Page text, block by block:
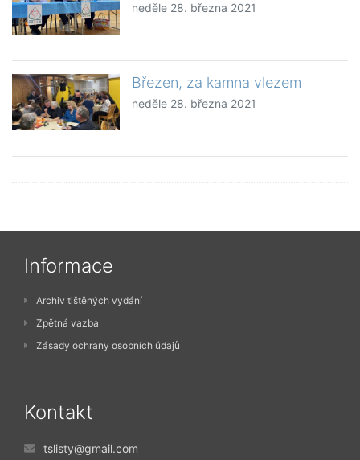
neděle 28. března 2021
Březen, za kamna vlezem
neděle 28. března 2021
Informace
Archiv tištěných vydání
Zpětná vazba
Zásady ochrany osobních údajů
Kontakt
tslisty@gmail.com